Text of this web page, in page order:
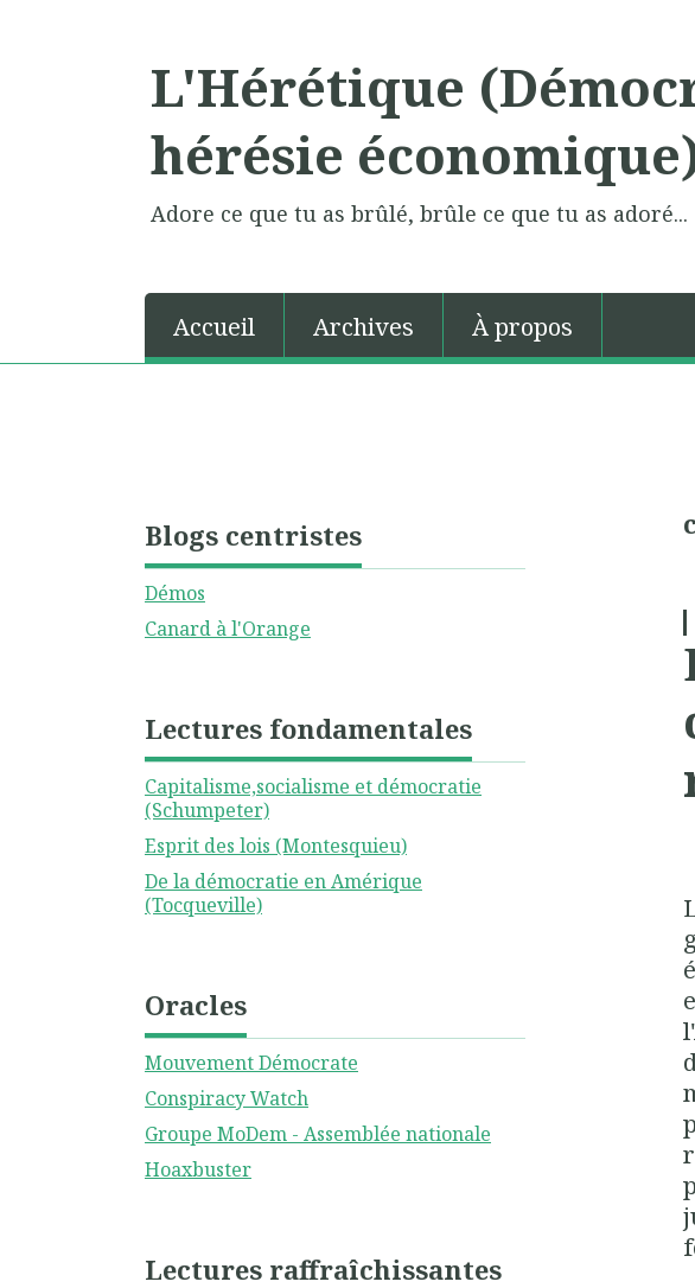
L'Hérétique
hérésie
Adore ce que tu as brûlé, brûle ce que tu as adoré...
Accueil Archives À propos
Blogs centristes
Démos
Canard à l'Orange
Lectures fondamentales
Capitalisme,socialisme et démocratie
(Schumpeter)
Esprit des lois (Montesquieu)
De la démocratie en Amérique
(Tocqueville)
Oracles
Mouvement Démocrate
Conspiracy Watch
Groupe MoDem - Assemblée nationale
Hoaxbuster
Lectures raffraîchissantes